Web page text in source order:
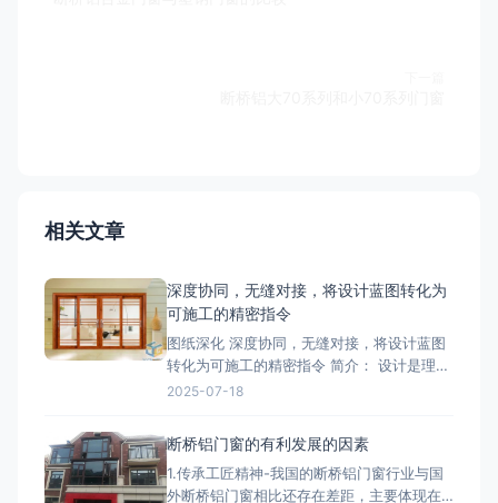
相关文章
深度协同，无缝对接，将设计蓝图转化为
可施工的精密指令
图纸深化 深度协同，无缝对接，将设计蓝图
转化为可施工的精密指令 简介： 设计是理
想，深化是让理想落地的桥梁。我们的
与细化。我们精准核算每一个节点的结构、
强度、安装逻辑和材料工艺，生成包括加工
图、组装图、节点大样图
2025-07-18
断桥铝门窗的有利发展的因素
1.传承工匠精神-我国的断桥铝门窗行业与国
外断桥铝门窗相比还存在差距，主要体现在